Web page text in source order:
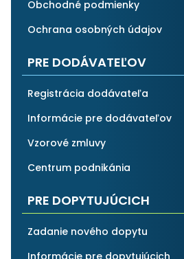
Obchodné podmienky
Ochrana osobných údajov
PRE DODÁVATEĽOV
Registrácia dodávateľa
Informácie pre dodávateľov
Vzorové zmluvy
Centrum podnikánia
PRE DOPYTUJÚCICH
Zadanie nového dopytu
Informácie pre dopytujúcich